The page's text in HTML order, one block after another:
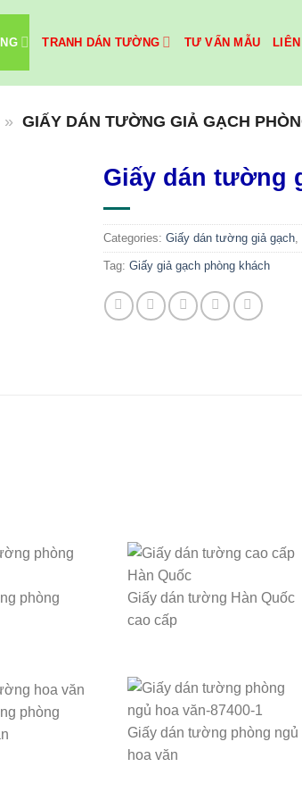
TRANH DÁN TƯỜNG TƯ VẤN MẪU LIÊN
» GIẤY DÁN TƯỜNG GIẢ GẠCH
Giấy dán tường
Categories: Giấy dán tường giả gạch,
Tag: Giấy giả gạch phòng khách
phòng
Giấy dán tường Hàn Quốc
cao cấp
phòng
Giấy dán tường phòng ngủ
hoa văn